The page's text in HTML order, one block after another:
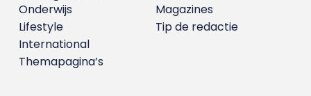
Magazines
Tip de redactie
Onderwijs
Lifestyle
International
Themapagina’s